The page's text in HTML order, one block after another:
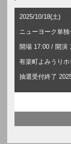
2025/10/18(土)
ニューヨーク単
開場 17:00 / 開演
有楽町よみうり
抽選受付終了